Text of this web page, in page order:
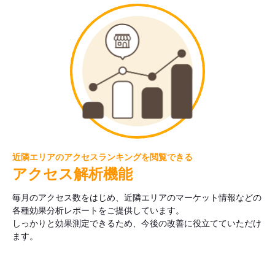
近隣エリアのアクセスランキングを閲覧できる
アクセス解析機能
毎月のアクセス数をはじめ、近隣エリアのマーケット情報などの
各種効果分析レポートをご提供しています。
しっかりと効果測定できるため、今後の改善に役立てていただけ
ます。